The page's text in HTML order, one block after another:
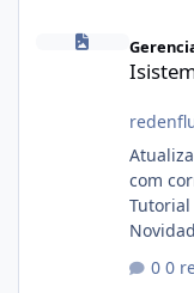
Isistem 9.8 API
Atualização! Atualização
com
Tutorial
Novidades: Api do
Link
0